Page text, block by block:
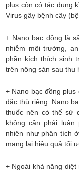
plus còn có tác dụng
Virus gây bệnh cây
+ Nano bạc đồng là
nhiễm môi trường,
phần kích thích sinh
trên nông sản sau thu
+ Nano bạc đồng
đặc thù riêng. Nano
thuốc nên có thể sử
không cần phải luân
nhiên như phân tích
mang lại hiệu quả tối
+ Ngoài khả năng